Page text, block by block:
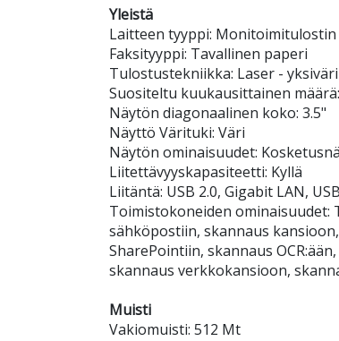
Yleistä
Laitteen tyyppi: Monitoimitulostin
Faksityyppi: Tavallinen paperi
Tulostustekniikka: Laser -
Suositeltu kuukausittainen
Näytön diagonaalinen koko: 3.5"
Näyttö Värituki: Väri
Näytön ominaisuudet:
Liitettävyyskapasiteetti: Kyllä
Liitäntä: USB 2.0, Gigabit LAN,
Toimistokoneiden ominaisuudet:
sähköpostiin, skannaus
SharePointiin, skannaus
skannaus verkkokansioon,
Muisti
Vakiomuisti: 512 Mt